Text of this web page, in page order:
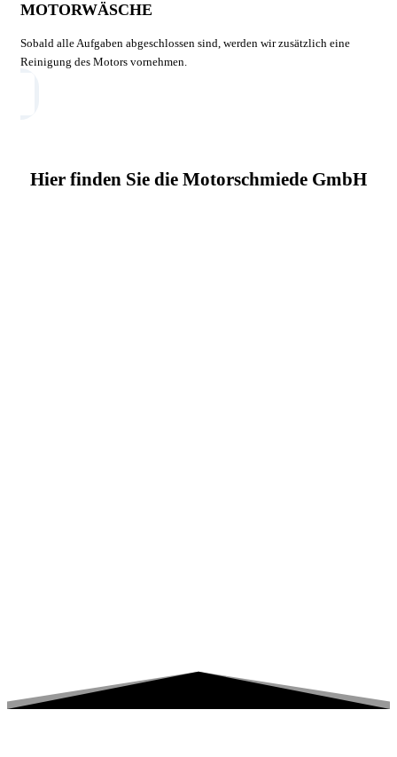
MOTORWÄSCHE
Sobald alle Aufgaben abgeschlossen sind, werden wir zusätzlich eine
Reinigung des Motors vornehmen.
Hier finden Sie die Motorschmiede GmbH